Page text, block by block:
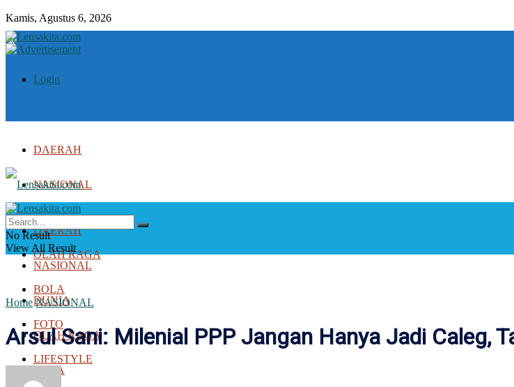
Kamis, Agustus 6, 2026
Login
DAERAH
NASIONAL
DUNIA
OLAH RAGA
BOLA
FOTO
LIFESTYLE
DAERAH
NASIONAL
DUNIA
OLAH RAGA
BOLA
No Result
View All Result
Home NASIONAL
Arsul Sani: Milenial PPP Jangan Hanya Jadi Caleg,